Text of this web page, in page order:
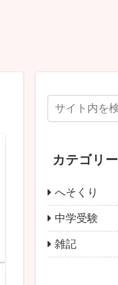
カテゴリー
へそくり
中学受験
雑記